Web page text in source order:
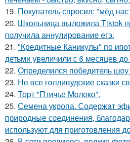
19. Покупатель спросил: "мёд
20. Школьница выложила Tiktok
получила аннулирование егэ.
21. "Кредитные Каникулы" по
детьми увеличили с 6 месяцев до
22. Определился победитель
23. Не все голливудские сказки
24. Торт "Птичье Молоко".
25. Семена укропа. Содержат
природные соединения,
используют для приготовления